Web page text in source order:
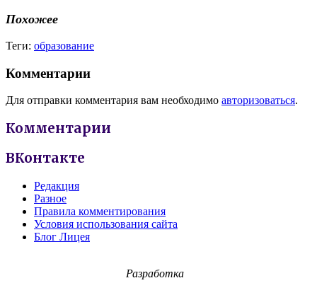
Похожее
Теги: образование
Комментарии
Для отправки комментария вам необходимо авторизоваться.
Комментарии
ВКонтакте
Редакция
Разное
Правила комментирования
Условия использования сайта
Блог Лицея
Разработка